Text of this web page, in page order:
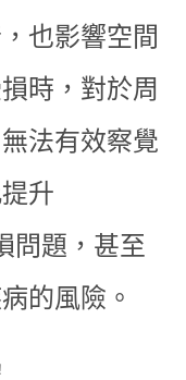
也影響空間
時，對於周
法有效察覺
升
問題，甚至
的風險。